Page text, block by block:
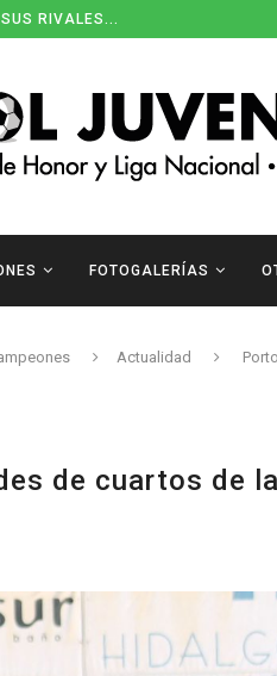
RIVALES...
FOTOGALERÍAS
Actualidad
de cuartos de la